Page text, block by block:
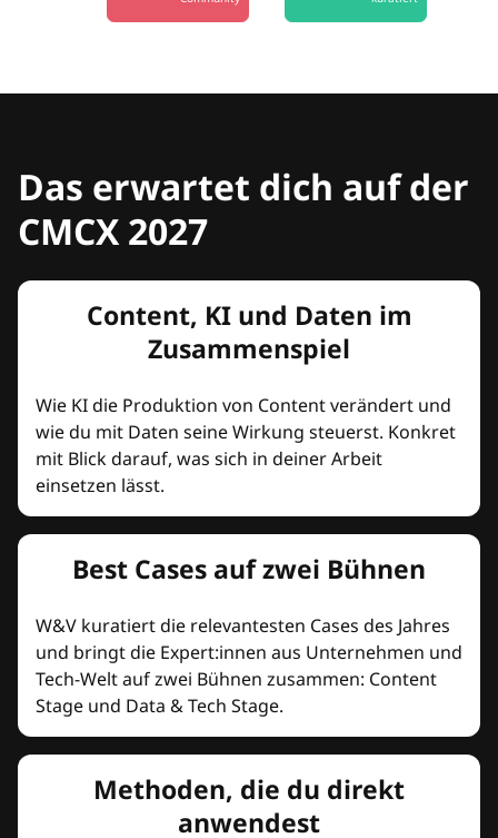
Das erwartet dich auf der
CMCX 2027
Content, KI und Daten im
Zusammenspiel
Wie KI die Produktion von Content verändert und
wie du mit Daten seine Wirkung steuerst. Konkret
mit Blick darauf, was sich in deiner Arbeit
einsetzen lässt.
Best Cases auf zwei Bühnen
W&V kuratiert die relevantesten Cases des Jahres
und bringt die Expert:innen aus Unternehmen und
Tech-Welt auf zwei Bühnen zusammen: Content
Stage und Data & Tech Stage.
Methoden, die du direkt
anwendest